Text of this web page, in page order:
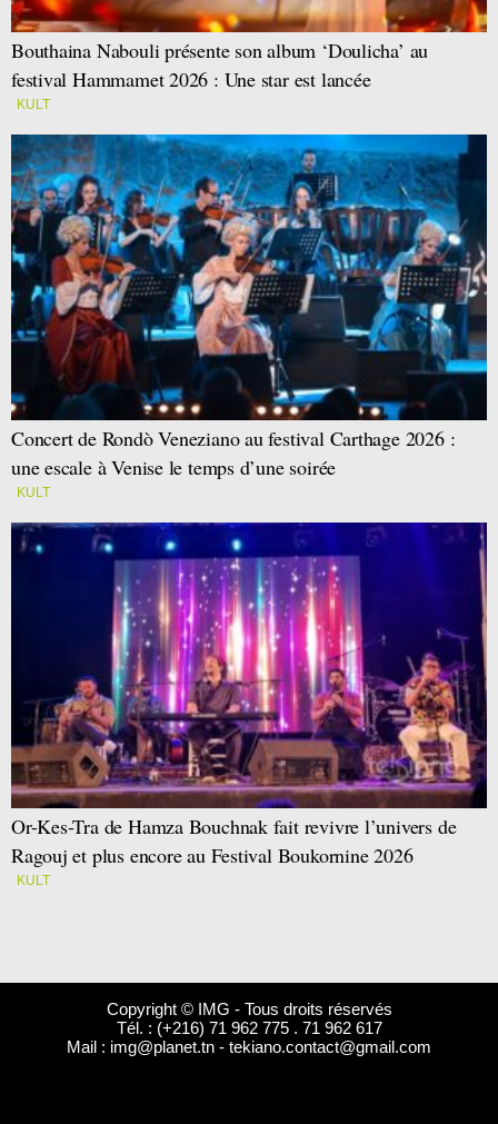
Bouthaina Nabouli présente son album ‘Doulicha’ au
festival Hammamet 2026 : Une star est lancée
KULT
Concert de Rondò Veneziano au festival Carthage 2026 :
une escale à Venise le temps d’une soirée
KULT
Or-Kes-Tra de Hamza Bouchnak fait revivre l’univers de
Ragouj et plus encore au Festival Boukornine 2026
KULT
Copyright © IMG - Tous droits réservés
Tél. : (+216) 71 962 775 . 71 962 617
Mail : img@planet.tn - tekiano.contact@gmail.com